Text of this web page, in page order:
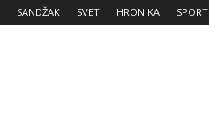
SANDŽAK SVET HRONIKA SPORT